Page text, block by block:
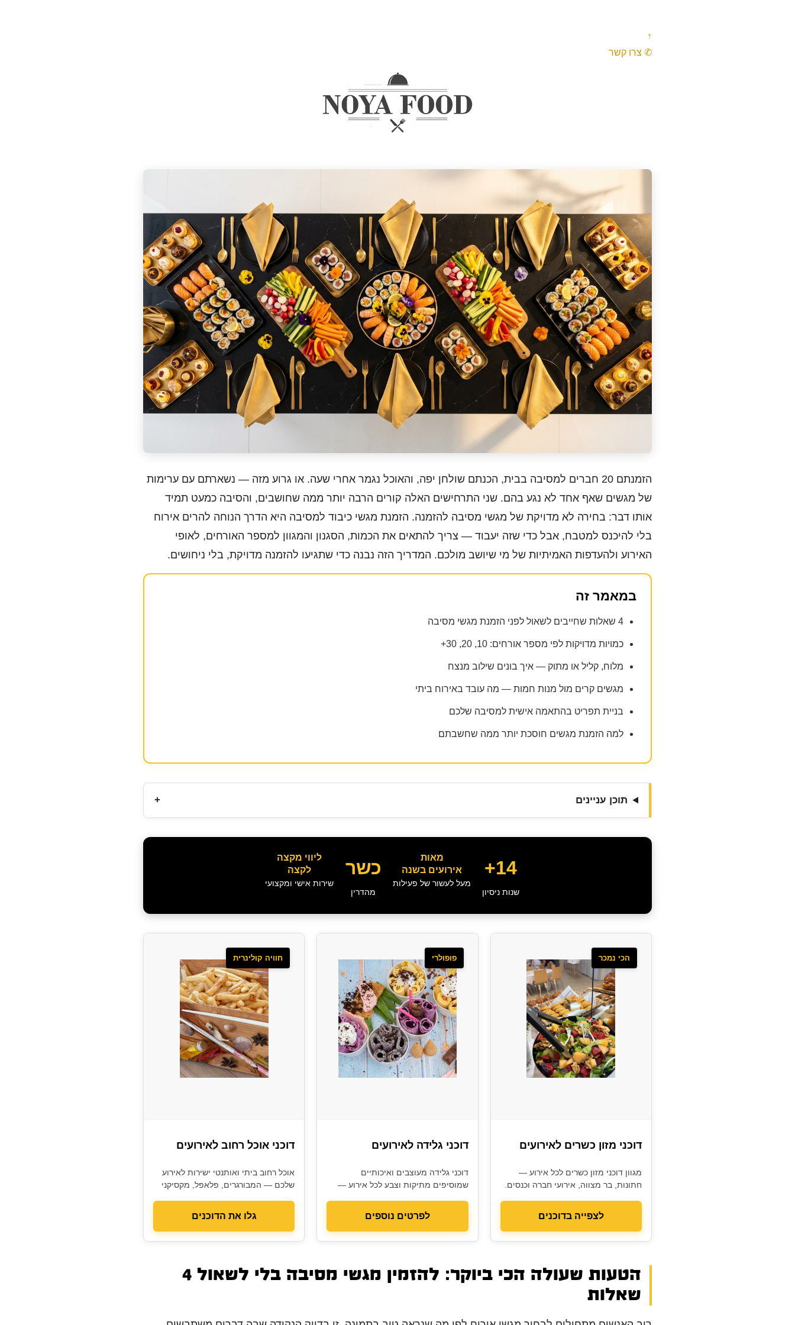
↑
✆ צרו קשר
הזמנתם 20 חברים למסיבה בבית, הכנתם שולחן יפה, והאוכל נגמר אחרי שעה. או גרוע מזה — נשארתם עם ערימות
של מגשים שאף אחד לא נגע בהם. שני התרחישים האלה קורים הרבה יותר ממה שחושבים, והסיבה כמעט תמיד
אותו דבר: בחירה לא מדויקת של מגשי מסיבה להזמנה. הזמנת מגשי כיבוד למסיבה היא הדרך הנוחה להרים אירוח
בלי להיכנס למטבח, אבל כדי שזה יעבוד — צריך להתאים את הכמות, הסגנון והמגוון למספר האורחים, לאופי
האירוע ולהעדפות האמיתיות של מי שיושב מולכם. המדריך הזה נבנה כדי שתגיעו להזמנה מדויקת, בלי ניחושים.
במאמר זה
4 שאלות שחייבים לשאול לפני הזמנת מגשי מסיבה
כמויות מדויקות לפי מספר אורחים: 10, 20, 30+
מלוח, קליל או מתוק — איך בונים שילוב מנצח
מגשים קרים מול מנות חמות — מה עובד באירוח ביתי
בניית תפריט בהתאמה אישית למסיבה שלכם
למה הזמנת מגשים חוסכת יותר ממה שחשבתם
תוכן עניינים +
14+
שנות ניסיון
מאות
אירועים בשנה
מעל לעשור של פעילות
כשר
מהדרין
ליווי מקצה
לקצה
שירות אישי ומקצועי
הכי נמכר
דוכני מזון כשרים לאירועים
מגוון דוכני מזון כשרים לכל אירוע —
חתונות, בר מצווה, אירועי חברה וכנסים.
לצפייה בדוכנים
פופולרי
דוכני גלידה לאירועים
דוכני גלידה מעוצבים ואיכותיים
שמוסיפים מתיקות וצבע לכל אירוע —
לפרטים נוספים
חוויה קולינרית
דוכני אוכל רחוב לאירועים
אוכל רחוב ביתי ואותנטי ישירות לאירוע
שלכם — המבורגרים, פלאפל, מקסיקני
גלו את הדוכנים
הטעות שעולה הכי ביוקר: להזמין מגשי מסיבה בלי לשאול 4
שאלות